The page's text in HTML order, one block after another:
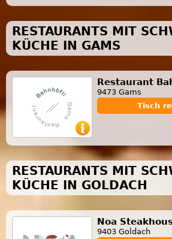
RESTAURANTS MIT
KÜCHE IN GAMS
Restaurant
9473 Gams
Tisch
RESTAURANTS MIT
KÜCHE IN GOLDACH
Noa
9403 Goldach